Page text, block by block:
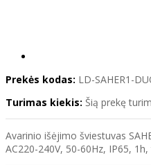
Prekės kodas: LD-SAHER1-
Turimas kiekis: Šią prekę
Avarinio išėjimo šviestuvas
AC220-240V, 50-60Hz, IP65,